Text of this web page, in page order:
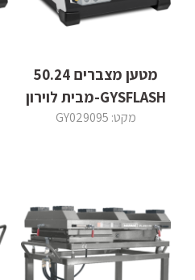
מטען מצברים 50.24
GYSFLASH-מבית לוירון
מקט: GY029095